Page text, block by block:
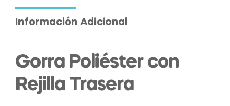
Información Adicional
Gorra Poliéster con
Rejilla Trasera